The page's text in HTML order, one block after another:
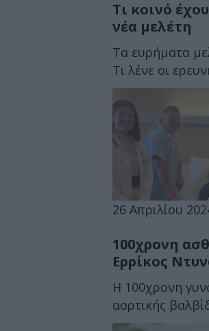
Τι κοινό
νέα μελέτη
Τα ευρήματα
Τι λένε οι
26 Απριλίου
100χρονη
Ερρίκος
Η 100χρονη
αορτικής